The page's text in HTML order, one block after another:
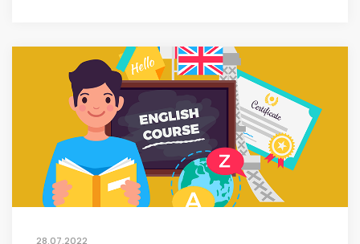
28.07.2022